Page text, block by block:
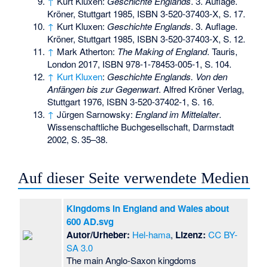
Kröner, Stuttgart 1985, ISBN 3-520-37403-X,S. 17.
↑ Kurt Kluxen: Geschichte Englands. 3. Auflage.
Kröner, Stuttgart 1985, ISBN 3-520-37403-X,S. 12.
↑ Mark Atherton: The Making of England. Tauris,
London 2017, ISBN 978-1-78453-005-1,S. 104.
↑ Kurt Kluxen: Geschichte Englands. Von den
Anfängen bis zur Gegenwart. Alfred Kröner Verlag,
Stuttgart 1976, ISBN 3-520-37402-1, S. 16.
↑ Jürgen Sarnowsky:England im Mittelalter.
Wissenschaftliche Buchgesellschaft, Darmstadt
2002,S.35–38.
Auf dieser Seite verwendete Medien
Kingdoms in England and Wales about
600 AD.svg
Autor/Urheber: Hel-hama, Lizenz: CC BY-
SA 3.0
The main Anglo-Saxon kingdoms